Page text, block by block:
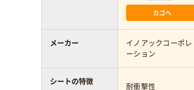
カゴへ
イノアックコーポレ
ーション
耐衝撃性
メーカー
シートの特徴